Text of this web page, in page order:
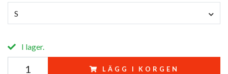
S
I lager.
LÄGG I KORGEN